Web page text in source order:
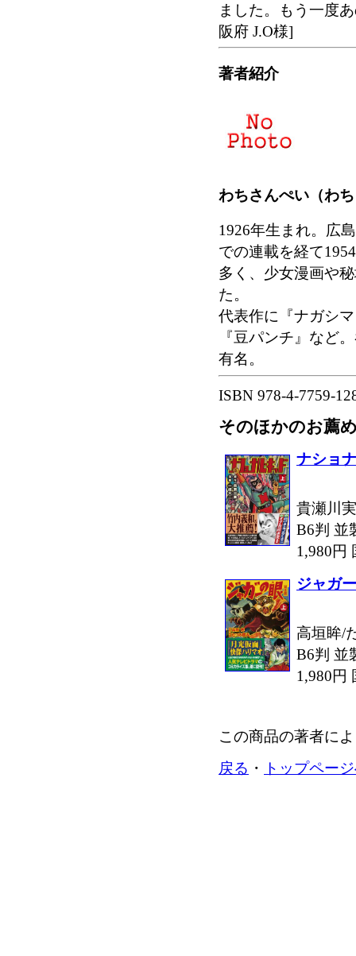
ました。もう一度
阪府 J.O様]
著者紹介
わちさんぺい（わ
1926年生まれ。広
での連載を経て
多く、少女漫画や
た。
代表作に『ナガシ
『豆パンチ』など
有名。
ISBN 978-4-7759-
そのほかのお薦
ナショ
貴瀬川
B6判 並
1,980円
ジャガ
高垣眸/
B6判 並
1,980円
この商品の著者に
戻る ・ トップペー